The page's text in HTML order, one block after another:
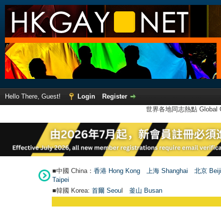
Hello There, Guest! Login
Register
世界各地同志熱點
■中國 China： 香港 Hong Kong 上海 Shanghai
北京
Taipei
■韓國 Korea: 首爾 Seoul 釜山 Busan